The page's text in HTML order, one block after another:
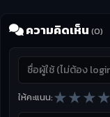
ความคิดเห็น (0)
ให้คะแนน:★★★★